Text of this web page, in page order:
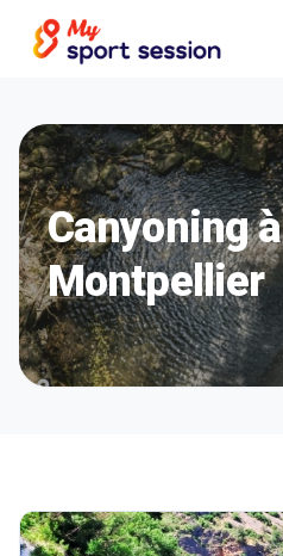
Canyoning à
Montpellier